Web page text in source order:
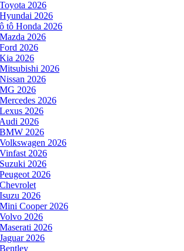
2026
2026
tô Honda 2026
2026
2026
2026
2026
2026
2026
2026
2026
2026
2026
2026
2026
2026
2026
2026
Cooper 2026
2026
2026
2026